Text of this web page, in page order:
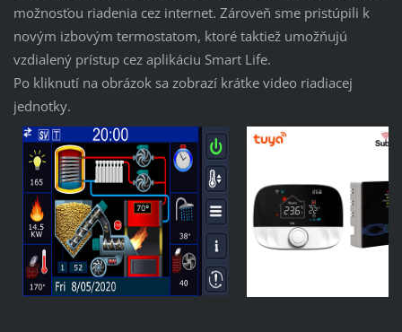
možnosťou riadenia cez internet. Zároveň sme pristúpili k
novým izbovým termostatom, ktoré taktiež umožňujú
vzdialený prístup cez aplikáciu Smart Life.
Po kliknutí na obrázok sa zobrazí krátke video riadiacej
jednotky.